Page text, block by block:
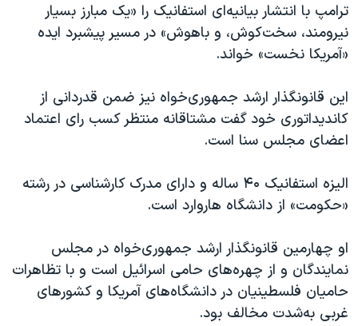
قانون شفافیت دارائی کادر رهبری ایران
اعتراضات مردمی آبان ۹۸
نرگس محمدی برنده جایزه نوبل صلح
همایش محافظه‌کاران آمریکا «سی‌پک»
سفر پرزیدنت ترامپ به چین
ترامپ با انتشار بیانیه‌ای استفانیک را «یک مبارز بسیار
نیرومند، سخت‌کوش، و باهوش» در مسیر پیشبرد ایده
«آمریکا نخست» خواند.
این قانونگذار ارشد جمهوری‌خواه نیز ضمن قدردانی از
کاندیداتوری خود گفت مشتاقانه منتظر کسب رای اعتماد
اعضای مجلس سنا است.
الیزه استفانیک ۴۰ ساله و دارای مدرک کارشناسی در رشته
«حکومت» از دانشگاه هاروارد است.
او چهارمین قانونگذار ارشد جمهوری‌خواه در مجلس
نمایندگان و از چهره‌های حامی اسرائیل است و با تظاهرات
حامیان فلسطینیان در دانشگاه‌های آمریکا و کشورهای
غربی به‌شدت مخالف بود.